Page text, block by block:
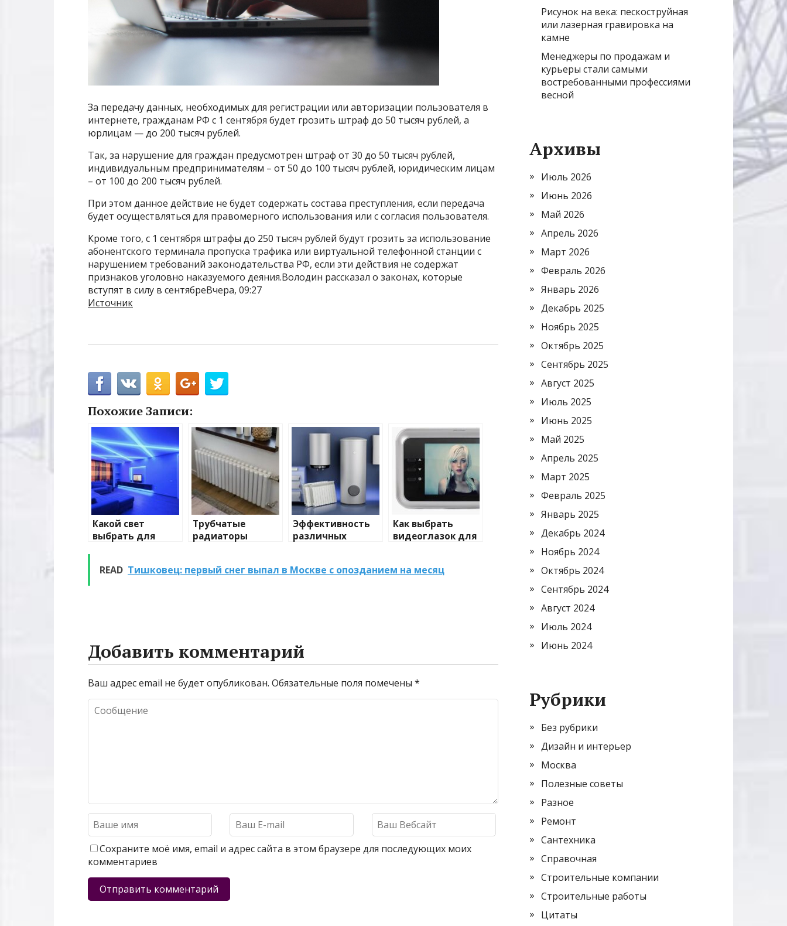
За передачу данных, необходимых для регистрации или авторизации пользователя в
интернете, гражданам РФ с 1 сентября будет грозить штраф до 50 тысяч рублей, а
юрлицам — до 200 тысяч рублей.
Так, за нарушение для граждан предусмотрен штраф от 30 до 50 тысяч рублей,
индивидуальным предпринимателям – от 50 до 100 тысяч рублей, юридическим лицам
– от 100 до 200 тысяч рублей.
При этом данное действие не будет содержать состава преступления, если передача
будет осуществляться для правомерного использования или с согласия пользователя.
Кроме того, с 1 сентября штрафы до 250 тысяч рублей будут грозить за использование
абонентского терминала пропуска трафика или виртуальной телефонной станции с
нарушением требований законодательства РФ, если эти действия не содержат
признаков уголовно наказуемого деяния.Володин рассказал о законах, которые
вступят в силу в сентябреВчера, 09:27
Источник
Похожие Записи:
Какой свет
выбрать для
Трубчатые
радиаторы
Эффективность
различных
очистке и
Как выбрать
видеоглазок для
READ Тишковец: первый снег выпал в Москве с опозданием на месяц
Добавить комментарий
Ваш адрес email не будет опубликован. Обязательные поля помечены *
Сохраните моё имя, email и адрес сайта в этом браузере для последующих моих
комментариев
Рисунок на века: пескоструйная
или лазерная гравировка на
камне
Менеджеры по продажам и
курьеры стали самыми
востребованными профессиями
весной
Архивы
Июль 2026
Июнь 2026
Май 2026
Апрель 2026
Март 2026
Февраль 2026
Январь 2026
Декабрь 2025
Ноябрь 2025
Октябрь 2025
Сентябрь 2025
Август 2025
Июль 2025
Июнь 2025
Май 2025
Апрель 2025
Март 2025
Февраль 2025
Январь 2025
Декабрь 2024
Ноябрь 2024
Октябрь 2024
Сентябрь 2024
Август 2024
Июль 2024
Июнь 2024
Рубрики
Без рубрики
Дизайн и интерьер
Москва
Полезные советы
Разное
Ремонт
Сантехника
Справочная
Строительные компании
Строительные работы
Цитаты